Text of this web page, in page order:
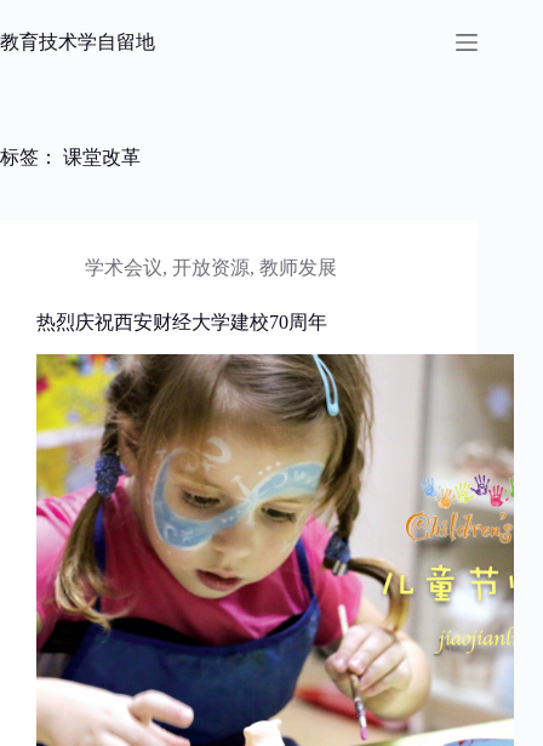
过
教育技术学自留地
标签： 课堂改革
学术会议, 开放资源, 教师发展
热烈庆祝西安财经大学建校70周年